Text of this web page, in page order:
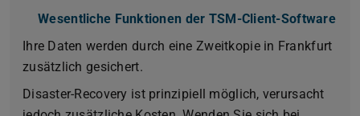
Wesentliche Funktionen der TSM-Client-Software
Ihre Daten werden durch eine Zweitkopie in Frankfurt
zusätzlich gesichert.
Disaster-Recovery ist prinzipiell möglich, verursacht